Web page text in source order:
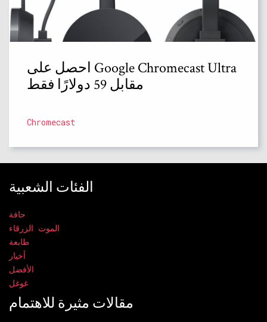
احصل على Google Chromecast Ultra
مقابل 59 دولارًا فقط
Chromecast
الفئات الشعبية
حافة
الموت الزرقاء
طابعة
أخبار
الأفضل
غوغل
مقالات مثيرة للاهتمام